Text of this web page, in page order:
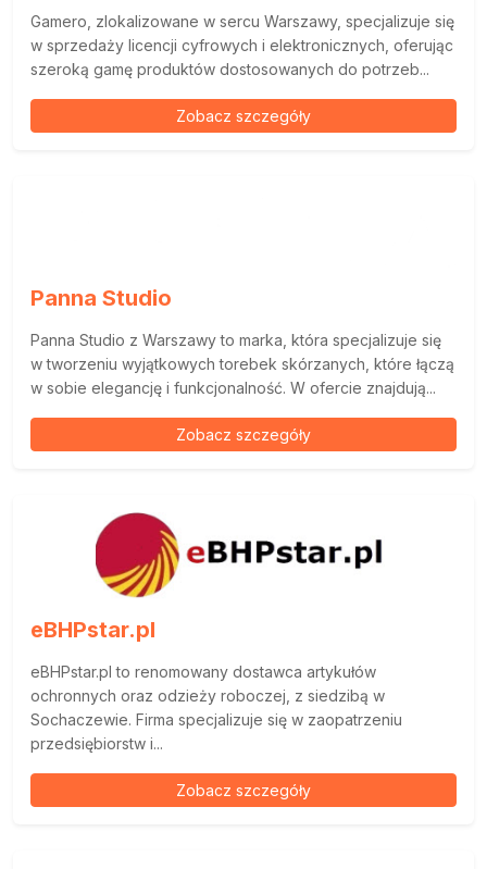
Gamero, zlokalizowane w sercu Warszawy, specjalizuje się
w sprzedaży licencji cyfrowych i elektronicznych, oferując
szeroką gamę produktów dostosowanych do potrzeb...
Zobacz szczegóły
Panna Studio
Panna Studio z Warszawy to marka, która specjalizuje się
w tworzeniu wyjątkowych torebek skórzanych, które łączą
w sobie elegancję i funkcjonalność. W ofercie znajdują...
Zobacz szczegóły
eBHPstar.pl
eBHPstar.pl to renomowany dostawca artykułów
ochronnych oraz odzieży roboczej, z siedzibą w
Sochaczewie. Firma specjalizuje się w zaopatrzeniu
przedsiębiorstw i...
Zobacz szczegóły